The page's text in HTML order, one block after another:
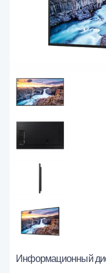
Информационный